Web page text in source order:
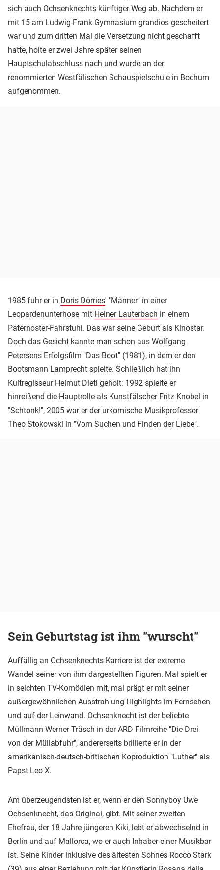
sich auch Ochsenknechts künftiger Weg ab. Nachdem er
mit 15 am Ludwig-Frank-Gymnasium grandios gescheitert
war und zum dritten Mal die Versetzung nicht geschafft
hatte, holte er zwei Jahre später seinen
Hauptschulabschluss nach und wurde an der
renommierten Westfälischen Schauspielschule in Bochum
aufgenommen.
1985 fuhr er in Doris Dörries' "Männer" in einer
Leopardenunterhose mit Heiner Lauterbach in einem
Paternoster-Fahrstuhl. Das war seine Geburt als Kinostar.
Doch das Gesicht kannte man schon aus Wolfgang
Petersens Erfolgsfilm "Das Boot" (1981), in dem er den
Bootsmann Lamprecht spielte. Schließlich hat ihn
Kultregisseur Helmut Dietl geholt: 1992 spielte er
hinreißend die Hauptrolle als Kunstfälscher Fritz Knobel in
"Schtonk!", 2005 war er der urkomische Musikprofessor
Theo Stokowski in "Vom Suchen und Finden der Liebe".
Sein Geburtstag ist ihm "wurscht"
Auffällig an Ochsenknechts Karriere ist der extreme
Wandel seiner von ihm dargestellten Figuren. Mal spielt er
in seichten TV-Komödien mit, mal prägt er mit seiner
außergewöhnlichen Ausstrahlung Highlights im Fernsehen
und auf der Leinwand. Ochsenknecht ist der beliebte
Müllmann Werner Träsch in der ARD-Filmreihe "Die Drei
von der Müllabfuhr", andererseits brillierte er in der
amerikanisch-deutsch-britischen Koproduktion "Luther" als
Papst Leo X.
Am überzeugendsten ist er, wenn er den Sonnyboy Uwe
Ochsenknecht, das Original, gibt. Mit seiner zweiten
Ehefrau, der 18 Jahre jüngeren Kiki, lebt er abwechselnd in
Berlin und auf Mallorca, wo er auch Inhaber einer Musikbar
ist. Seine Kinder inklusive des ältesten Sohnes Rocco Stark